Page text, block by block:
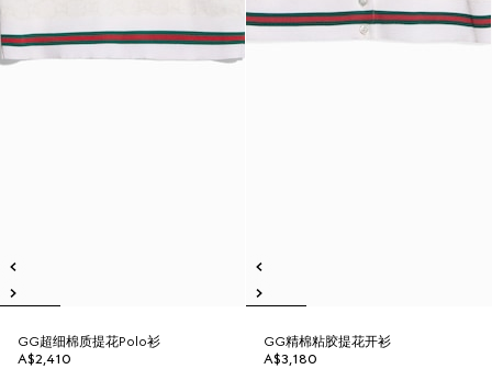
GG超细棉质提花Polo衫
A$2,410
GG精棉粘胶提花开衫
A$3,180